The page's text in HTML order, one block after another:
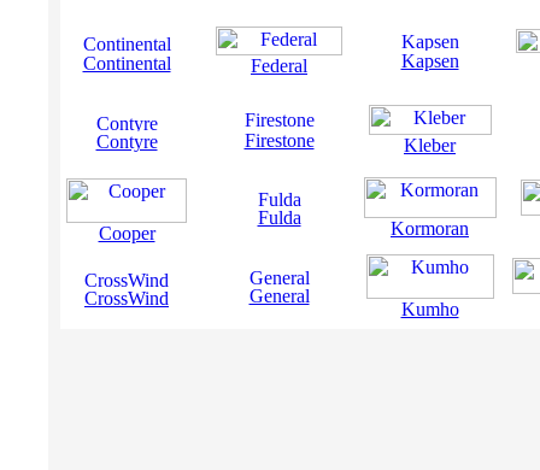
Continental
Contyre
Cooper
CrossWind
Federal
Firestone
Fulda
General
Kapsen
Kleber
Kormoran
Kumho